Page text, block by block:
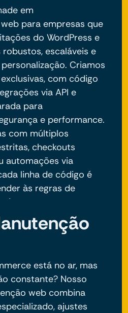
em
para empresas que
do WordPress e
escaláveis e
Criamos
com código
via API e
para
e performance.
com múltiplos
checkouts
automações via
linha de código é
às regras de
está no ar, mas
constante? Nosso
web combina
ajustes